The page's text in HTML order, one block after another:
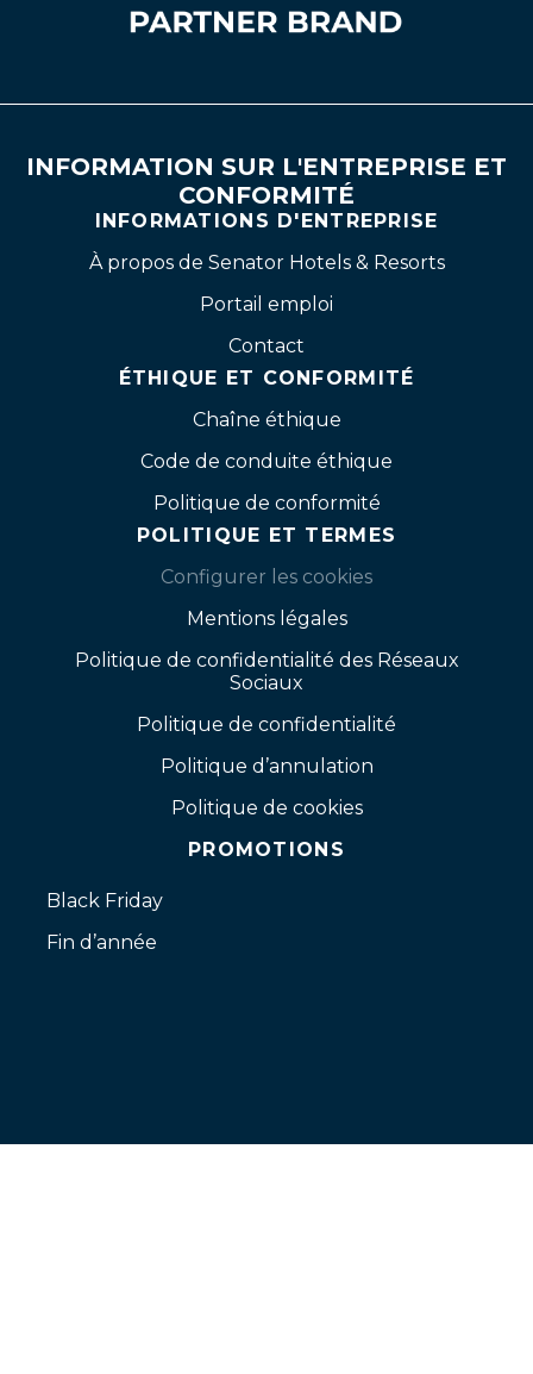
INFORMATION SUR L'ENTREPRISE ET
CONFORMITÉ
INFORMATIONS D'ENTREPRISE
À propos de Senator Hotels & Resorts
Portail emploi
Contact
ÉTHIQUE ET CONFORMITÉ
Chaîne éthique
Code de conduite éthique
Politique de conformité
POLITIQUE ET TERMES
Configurer les cookies
Mentions légales
Politique de confidentialité des Réseaux
Sociaux
Politique de confidentialité
Politique d’annulation
Politique de cookies
PROMOTIONS
Black Friday
Fin d’année